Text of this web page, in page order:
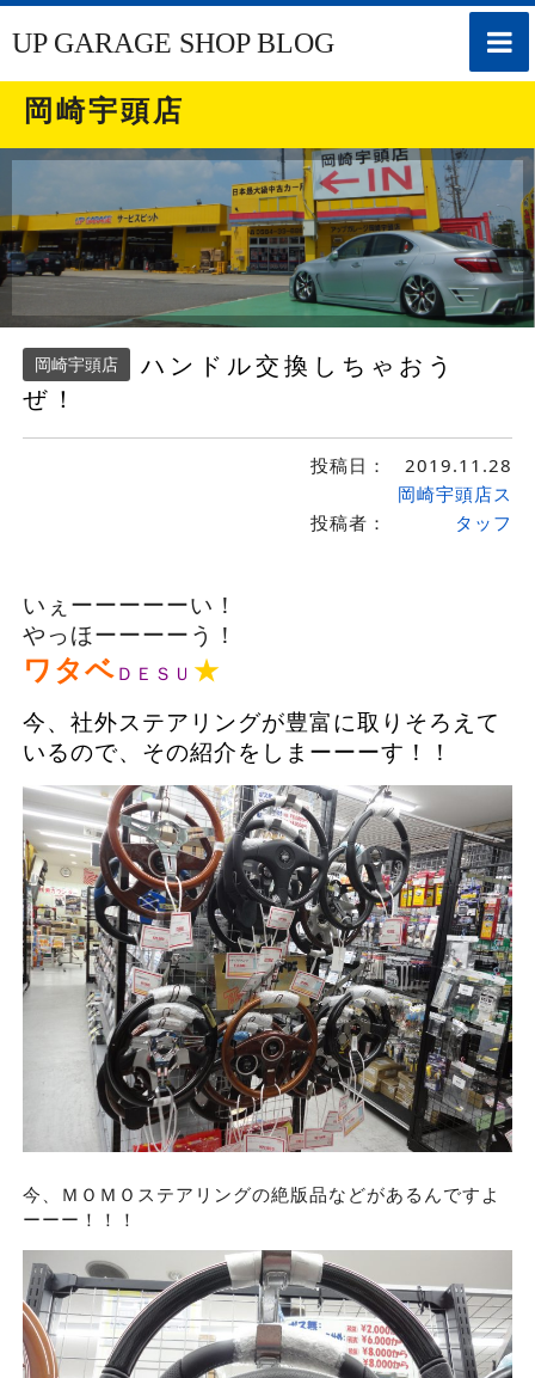
toggle
UP GARAGE SHOP BLOG
岡崎宇頭店
岡崎宇頭店
ハンドル交換しちゃおう
ぜ！
投稿日： 2019.11.28
投稿者：
岡崎宇頭店ス
タッフ
いぇーーーーーい！
やっほーーーーう！
ワタベ ＤＥＳＵ ★
今、社外ステアリングが豊富に取りそろえて
いるので、その紹介をしまーーーす！！
今、ＭＯＭＯステアリングの絶版品などがあるんですよ
ーーー！！！